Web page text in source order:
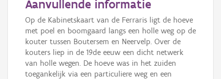
Aanvullende informatie
Op de Kabinetskaart van de Ferraris ligt de hoeve
met poel en boomgaard langs een holle weg op de
kouter tussen Boutersem en Neervelp. Over de
kouters liep in de 19de eeuw een dicht netwerk
van holle wegen. De hoeve was in het zuiden
toegankelijk via een particuliere weg en een